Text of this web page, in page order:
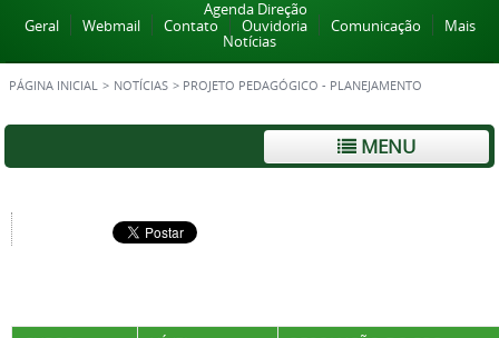
Agenda Direção
Geral
Webmail Contato Ouvidoria Comunicação
Mais
Notícias
PÁGINA INICIAL > NOTÍCIAS > PROJETO PEDAGÓGICO - PLANEJAMENTO
MENU